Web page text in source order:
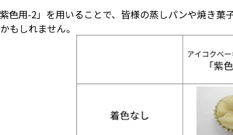
色用-2」を用いることで、皆様の蒸しパンや焼き菓
もしれません。